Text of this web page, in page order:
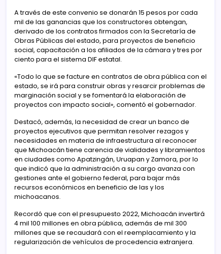
A través de este convenio se donarán 15 pesos por cada
mil de las ganancias que los constructores obtengan,
derivado de los contratos firmados con la Secretaría de
Obras Públicas del estado, para proyectos de beneficio
social, capacitación a los afiliados de la cámara y tres por
ciento para el sistema DIF estatal.
«Todo lo que se facture en contratos de obra pública con el
estado, se irá para construir obras y resarcir problemas de
marginación social y se fomentará la elaboración de
proyectos con impacto social», comentó el gobernador.
Destacó, además, la necesidad de crear un banco de
proyectos ejecutivos que permitan resolver rezagos y
necesidades en materia de infraestructura al reconocer
que Michoacán tiene carencia de vialidades y libramientos
en ciudades como Apatzingán, Uruapan y Zamora, por lo
que indicó que la administración a su cargo avanza con
gestiones ante el gobierno federal, para bajar más
recursos económicos en beneficio de las y los
michoacanos.
Recordó que con el presupuesto 2022, Michoacán invertirá
4 mil 100 millones en obra pública, además de mil 300
millones que se recaudará con el reemplacamiento y la
regularización de vehículos de procedencia extranjera.